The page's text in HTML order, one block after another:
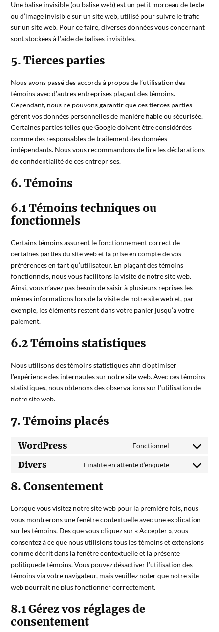
Une balise invisible (ou balise web) est un petit morceau de texte
ou d’image invisible sur un site web, utilisé pour suivre le trafic
sur un site web. Pour ce faire, diverses données vous concernant
sont stockées à l’aide de balises invisibles.
5. Tierces parties
Nous avons passé des accords à propos de l’utilisation des
témoins avec d’autres entreprises plaçant des témoins.
Cependant, nous ne pouvons garantir que ces tierces parties
gèrent vos données personnelles de manière fiable ou sécurisée.
Certaines parties telles que Google doivent être considérées
comme des responsables de traitement des données
indépendants. Nous vous recommandons de lire les déclarations
de confidentialité de ces entreprises.
6. Témoins
6.1 Témoins techniques ou
fonctionnels
Certains témoins assurent le fonctionnement correct de
certaines parties du site web et la prise en compte de vos
préférences en tant qu’utilisateur. En plaçant des témoins
fonctionnels, nous vous facilitons la visite de notre site web.
Ainsi, vous n’avez pas besoin de saisir à plusieurs reprises les
mêmes informations lors de la visite de notre site web et, par
exemple, les éléments restent dans votre panier jusqu’à votre
paiement.
6.2 Témoins statistiques
Nous utilisons des témoins statistiques afin d’optimiser
l’expérience des internautes sur notre site web. Avec ces témoins
statistiques, nous obtenons des observations sur l’utilisation de
notre site web.
7. Témoins placés
WordPress Fonctionnel
Divers Finalité en attente d’enquête
8. Consentement
Lorsque vous visitez notre site web pour la première fois, nous
vous montrerons une fenêtre contextuelle avec une explication
sur les témoins. Dès que vous cliquez sur « Accepter », vous
consentez à ce que nous utilisions tous les témoins et extensions
comme décrit dans la fenêtre contextuelle et la présente
politiquede témoins. Vous pouvez désactiver l’utilisation des
témoins via votre navigateur, mais veuillez noter que notre site
web pourrait ne plus fonctionner correctement.
8.1 Gérez vos réglages de
consentement